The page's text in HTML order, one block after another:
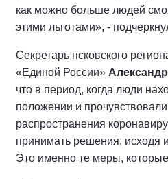
как можно больше людей
этими льготами», -
Секретарь псковского
«Единой России»
что в период, когда люди
положении и
распространения
принимать решения, исходя
Это именно те меры,